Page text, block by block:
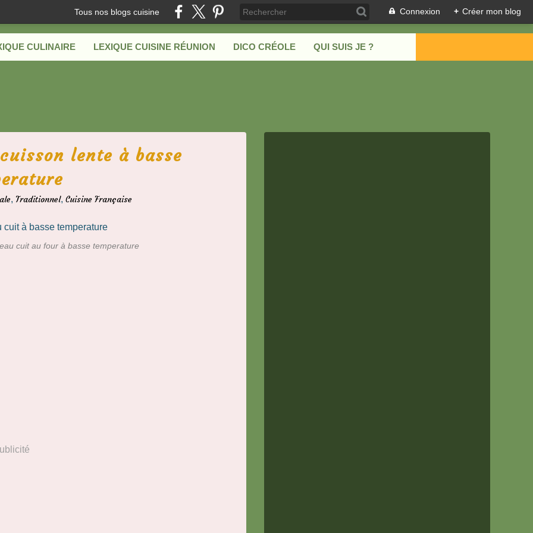
Tous nos blogs cuisine Connexion + Créer mon blog
CULINAIRE LEXIQUE CUISINE RÉUNION DICO CRÉOLE QUI SUIS JE ?
lente à basse
, Traditionnel, Cuisine Française
cuit au four à basse temperature